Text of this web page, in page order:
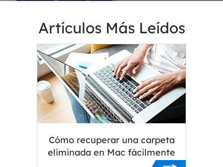
Artículos Más Leídos
Cómo recuperar una carpeta
eliminada en Mac fácilmente